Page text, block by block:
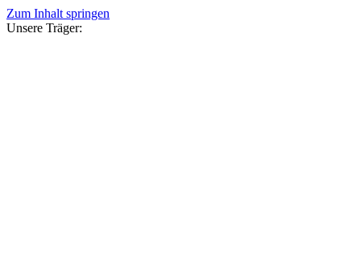
Zum Inhalt springen
Unsere Träger: